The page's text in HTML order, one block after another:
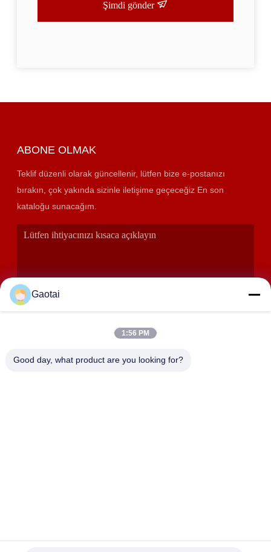
Şimdi gönder
ABONE OLMAK
Teklif düzenli olarak güncellenir, lütfen bize e-postanızı
bırakın, çok yakında sizinle iletişime geçeceğiz En son
kataloğu sunacağım.
Gaotai
1:56 PM
Good day, what product are you looking for?